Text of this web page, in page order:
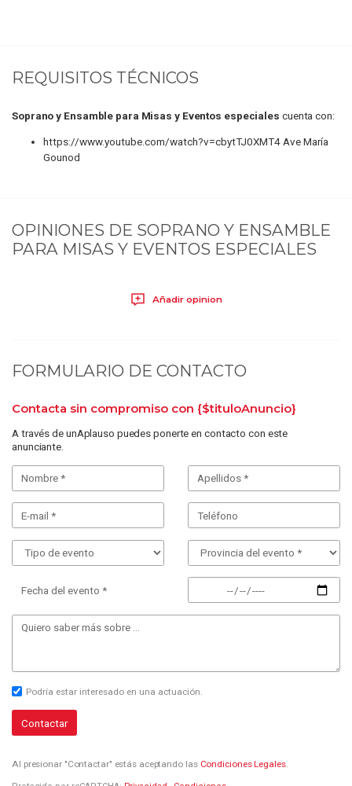
REQUISITOS TÉCNICOS
Soprano y Ensamble para Misas y Eventos especiales cuenta con:
https://www.youtube.com/watch?v=cbytTJ0XMT4 Ave María
Gounod
OPINIONES DE SOPRANO Y ENSAMBLE
PARA MISAS Y EVENTOS ESPECIALES
Añadir opinion
FORMULARIO DE CONTACTO
Contacta sin compromiso con {$tituloAnuncio}
A través de unAplauso puedes ponerte en contacto con este
anunciante.
Fecha del evento *
Podría estar interesado en una actuación.
Contactar
Al presionar "Contactar" estás aceptando las Condiciones Legales.